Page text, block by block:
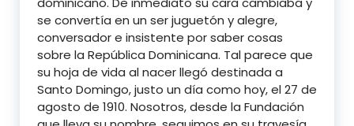
se convertía en un ser juguetón y alegre,
conversador e insistente por saber cosas
sobre la República Dominicana. Tal parece que
su hoja de vida al nacer llegó destinada a
Santo Domingo, justo un día como hoy, el 27 de
agosto de 1910. Nosotros, desde la Fundación